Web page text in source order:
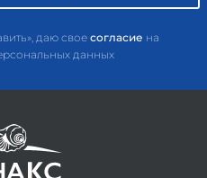
даю свое согласие на
данных